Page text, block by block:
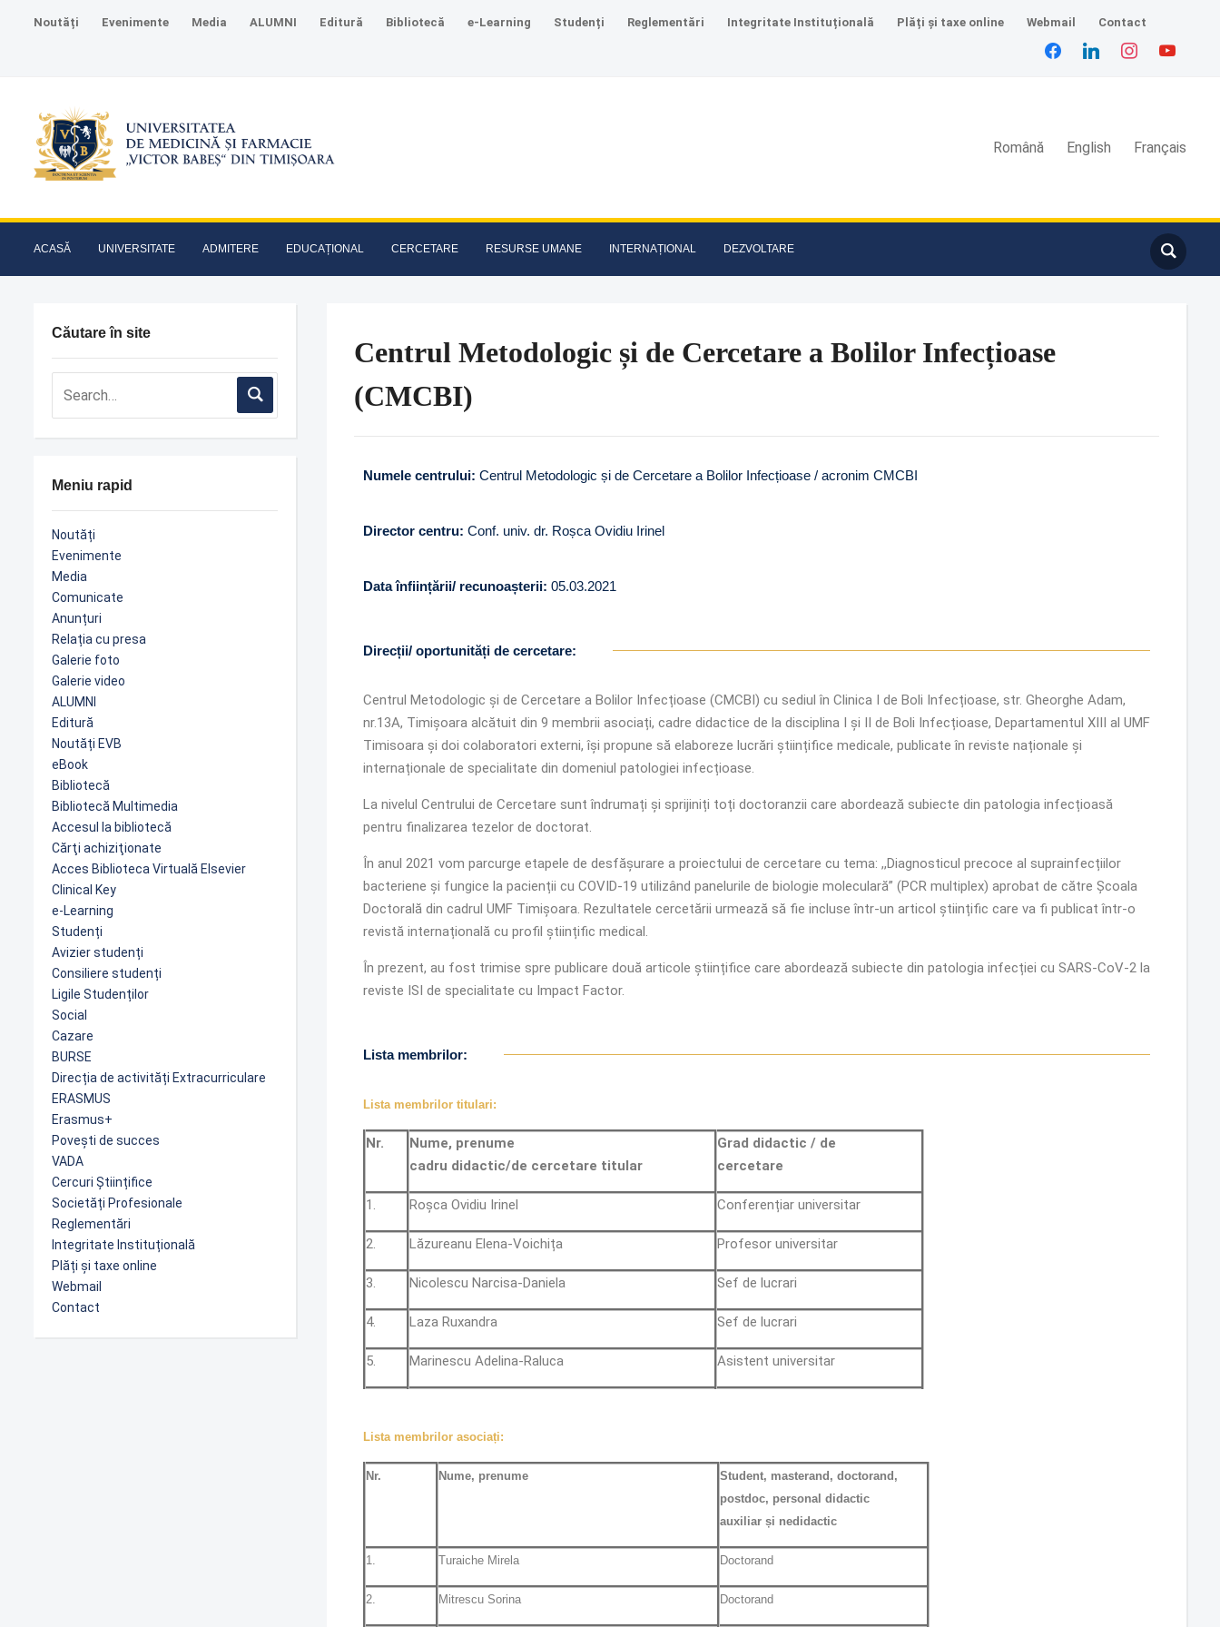
Noutăți Evenimente Media ALUMNI Editură Bibliotecă e-Learning Studenți Reglementări Integritate Instituțională Plăți și taxe online Webmail Contact
Română English Français
ACASĂ UNIVERSITATE ADMITERE EDUCAȚIONAL CERCETARE RESURSE UMANE INTERNAȚIONAL DEZVOLTARE
Căutare în site
Meniu rapid
Noutăți
Evenimente
Media
Comunicate
Anunțuri
Relația cu presa
Galerie foto
Galerie video
ALUMNI
Editură
Noutăți EVB
eBook
Bibliotecă
Bibliotecă Multimedia
Accesul la bibliotecă
Cărţi achiziţionate
Acces Biblioteca Virtuală Elsevier
Clinical Key
e-Learning
Studenți
Avizier studenți
Consiliere studenți
Ligile Studenților
Social
Cazare
BURSE
Direcția de activități Extracurriculare
ERASMUS
Erasmus+
Povești de succes
VADA
Cercuri Științifice
Societăți Profesionale
Reglementări
Integritate Instituțională
Plăți și taxe online
Webmail
Contact
Centrul Metodologic și de Cercetare a Bolilor Infecțioase
(CMCBI)
Numele centrului: Centrul Metodologic și de Cercetare a Bolilor Infecțioase / acronim CMCBI
Director centru: Conf. univ. dr. Roșca Ovidiu Irinel
Data înființării/ recunoașterii: 05.03.2021
Direcții/ oportunități de cercetare:
Centrul Metodologic și de Cercetare a Bolilor Infecțioase (CMCBI) cu sediul în Clinica I de Boli Infecțioase, str. Gheorghe Adam,
nr.13A, Timișoara alcătuit din 9 membrii asociați, cadre didactice de la disciplina I și II de Boli Infecțioase, Departamentul XIII al UMF
Timisoara și doi colaboratori externi, își propune să elaboreze lucrări științifice medicale, publicate în reviste naționale și
internaționale de specialitate din domeniul patologiei infecțioase.
La nivelul Centrului de Cercetare sunt îndrumați și sprijiniți toți doctoranzii care abordează subiecte din patologia infecțioasă
pentru finalizarea tezelor de doctorat.
În anul 2021 vom parcurge etapele de desfășurare a proiectului de cercetare cu tema: ,,Diagnosticul precoce al suprainfecțiilor
bacteriene și fungice la pacienții cu COVID-19 utilizând panelurile de biologie moleculară” (PCR multiplex) aprobat de către Școala
Doctorală din cadrul UMF Timișoara. Rezultatele cercetării urmează să fie incluse într-un articol științific care va fi publicat într-o
revistă internațională cu profil științific medical.
În prezent, au fost trimise spre publicare două articole științifice care abordează subiecte din patologia infecției cu SARS-CoV-2 la
reviste ISI de specialitate cu Impact Factor.
Lista membrilor:
Lista membrilor titulari:
Nr.
Nume, prenume
cadru didactic/de cercetare titular
Grad didactic / de
cercetare
1. Roșca Ovidiu Irinel Conferențiar universitar
2. Lăzureanu Elena-Voichița Profesor universitar
3. Nicolescu Narcisa-Daniela Sef de lucrari
4. Laza Ruxandra Sef de lucrari
5. Marinescu Adelina-Raluca Asistent universitar
Lista membrilor asociați:
Nr. Nume, prenume
Student, masterand, doctorand,
postdoc, personal didactic
auxiliar și nedidactic
1. Turaiche Mirela Doctorand
2. Mitrescu Sorina Doctorand